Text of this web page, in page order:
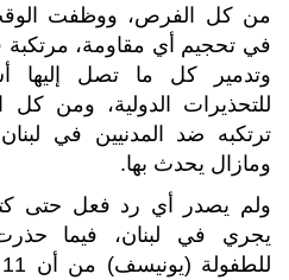
من كل الفرص، ووظفت
في تحجيم أي مقاومة، مرتكبة
وتدمير كل ما تصل إليها
للتحذيرات الدولية، ومن
ترتكبه ضد المدنيين في
ومازال يحدث بها.
ولم يصدر أي رد فعل حتى
يجري في لبنان، فيما